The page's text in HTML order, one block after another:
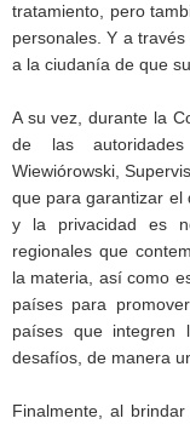
tratamiento, pero
personales. Y a
a la ciudanía de que
A su vez, durante la
de las
Wiewiórowski,
que para garantizar el
y la privacidad es
regionales que
la materia, así como
países para
países que
desafíos, de manera
Finalmente, al